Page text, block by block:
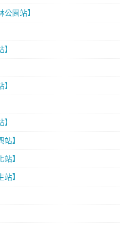
園站】
】
】
】